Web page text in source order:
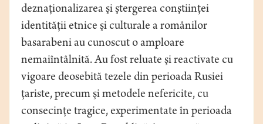
deznaţionalizarea şi ştergerea conştiinţei
identităţii etnice şi culturale a românilor
basarabeni au cunoscut o amploare
nemaiîntâlnită. Au fost reluate şi reactivate cu
vigoare deosebită tezele din perioada Rusiei
ţariste, precum şi metodele nefericite, cu
consecinţe tragice, experimentate în perioada